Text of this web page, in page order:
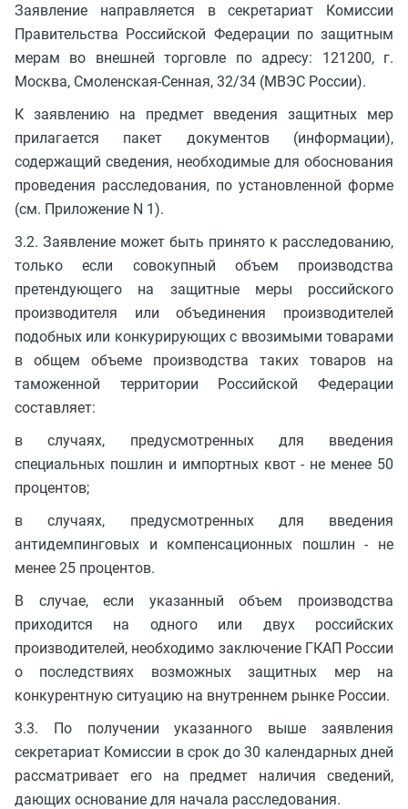
Заявление направляется в секретариат Комиссии
Правительства Российской Федерации по защитным
мерам во внешней торговле по адресу: 121200, г.
Москва, Смоленская-Сенная, 32/34 (МВЭС России).
К заявлению на предмет введения защитных мер
прилагается пакет документов (информации),
содержащий сведения, необходимые для обоснования
проведения расследования, по установленной форме
(см. Приложение N 1).
3.2. Заявление может быть принято к расследованию,
только если совокупный объем производства
претендующего на защитные меры российского
производителя или объединения производителей
подобных или конкурирующих с ввозимыми товарами
в общем объеме производства таких товаров на
таможенной территории Российской Федерации
составляет:
в случаях, предусмотренных для введения
специальных пошлин и импортных квот - не менее 50
процентов;
в случаях, предусмотренных для введения
антидемпинговых и компенсационных пошлин - не
менее 25 процентов.
В случае, если указанный объем производства
приходится на одного или двух российских
производителей, необходимо заключение ГКАП России
о последствиях возможных защитных мер на
конкурентную ситуацию на внутреннем рынке России.
3.3. По получении указанного выше заявления
секретариат Комиссии в срок до 30 календарных дней
рассматривает его на предмет наличия сведений,
дающих основание для начала расследования.